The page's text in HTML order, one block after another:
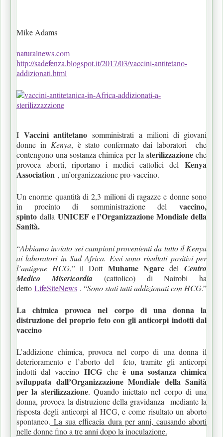
Mike Adams
naturalnews.com
http://sadefenza.blogspot.it/2017/03/vaccini-antitetano-
addizionati.html
I Vaccini antitetano somministrati a milioni di giovani
donne in Kenya, è stato confermato dai laboratori che
contengono una sostanza chimica per la sterilizzazioneche
provoca aborti, riportano i medici cattolici del Kenya
Association , un’organizzazione pro-vaccino.
Un enorme quantità di 2,3 milioni di ragazze e donne sono
in procinto di somministrazione del vaccino,
spinto dalla UNICEF e l’Organizzazione Mondiale della
Sanità.
“Abbiamo inviato sei campioni provenienti da tutto il Kenya
ai laboratori in Sud Africa. Essi sono risultati positivi per
l’antigene HCG,” il Dott Muhame NgaredelCentro
Medico Misericordia(cattolico) di Nairobi ha
detto LifeSiteNews . “Sono stati tutti addizionati con HCG.”
La chimica provoca nel corpo di una donna la
distruzione del proprio feto con gli anticorpi indotti dal
vaccino
L’addizione chimica, provoca nel corpo di una donna il
deterioramento e l’aborto del feto, tramite gli anticorpi
indotti dal vaccinoHCG cheè una sostanza chimica
sviluppata dall’Organizzazione Mondiale della Sanità
per la sterilizzazione. Quando iniettato nel corpo di una
donna, provoca la distruzione della gravidanza mediante la
risposta degli anticorpi al HCG, e come risultato un aborto
spontaneo. La sua efficacia dura per anni, causando aborti
nelle donne fino a tre anni dopo la inoculazione.